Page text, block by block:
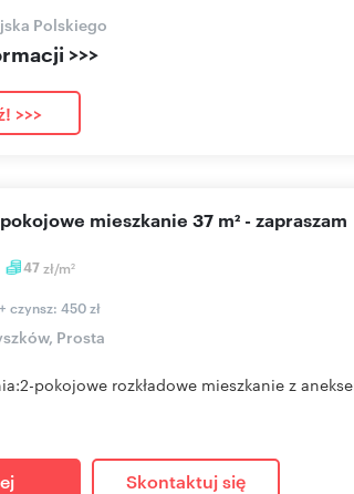
Polskiego
>>>
>>>
47zł/m2
pokojowe mieszkanie 37 m² - zapraszam
+ czynsz: 450 zł
Prosta
pokojowe rozkładowe mieszkanie z
Skontaktuj się